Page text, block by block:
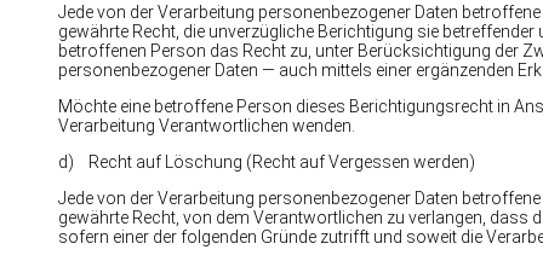
Jede von der Verarbeitung personenbezogener Daten
gewährte Recht, die unverzügliche Berichtigung sie
betroffenen Person das Recht zu, unter Berücksichtigung der
personenbezogener Daten — auch mittels einer ergänzenden
Möchte eine betroffene Person dieses Berichtigungsrecht in
Verarbeitung Verantwortlichen wenden.
d) Recht auf Löschung (Recht auf Vergessen werden)
Jede von der Verarbeitung personenbezogener Daten
gewährte Recht, von dem Verantwortlichen zu verlangen, dass
sofern einer der folgenden Gründe zutrifft und soweit die